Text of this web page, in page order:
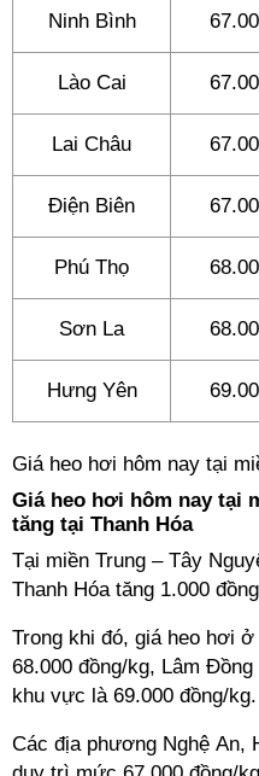
Ninh Bình
Lào Cai
Lai Châu
Điện Biên
Phú Thọ
Sơn La
Hưng Yên
Giá heo hơi hôm nay tại
Giá heo hơi hôm nay tại
tăng tại Thanh Hóa
Tại miền Trung – Tây
Thanh Hóa tăng 1.000
Trong khi đó, giá heo hơi
68.000 đồng/kg, Lâm
khu vực là 69.000 đồng/kg.
Các địa phương Nghệ An,